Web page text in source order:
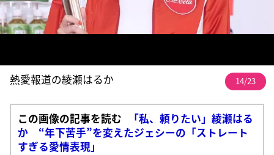
熱愛報道の綾瀬はるか 14/23
この画像の記事を読む
「私、頼りたい」綾瀬はる
か “年下苦手”を変えたジェシーの「ストレート
すぎる愛情表現」